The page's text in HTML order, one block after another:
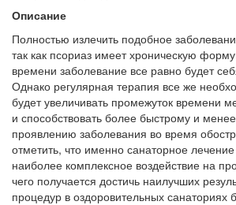
Описание
Полностью излечить подобное
так как псориаз имеет хроническую
времени заболевание все равно будет
Однако регулярная терапия все же
будет увеличивать промежуток времени
и способствовать более быстрому и
проявлению заболевания во время
отметить, что именно санаторное
наиболее комплексное воздействие на
чего получается достичь наилучших
процедур в оздоровительных санаториях